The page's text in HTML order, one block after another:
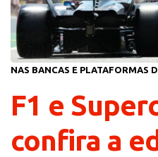
NAS BANCAS E PLATAFORMAS
F1 e
confira a